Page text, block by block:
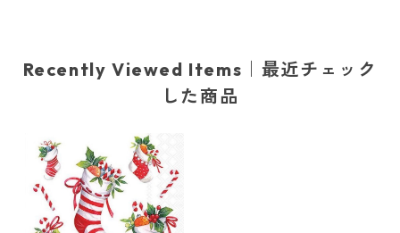
Recently Viewed Items｜最近チェック
した商品